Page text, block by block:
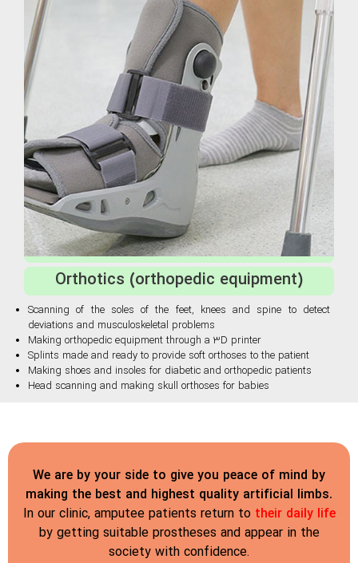
Orthotics (orthopedic equipment)
Scanning of the soles of the feet, knees and spine to detect
deviations and musculoskeletal problems
Making orthopedic equipment through a 3D printer
Splints made and ready to provide soft orthoses to the patient
Making shoes and insoles for diabetic and orthopedic patients
Head scanning and making skull orthoses for babies
We are by your side to give you peace of mind by
making the best and highest quality artificial limbs.
In our clinic, amputee patients return to their daily life
by getting suitable prostheses and appear in the
society with confidence.